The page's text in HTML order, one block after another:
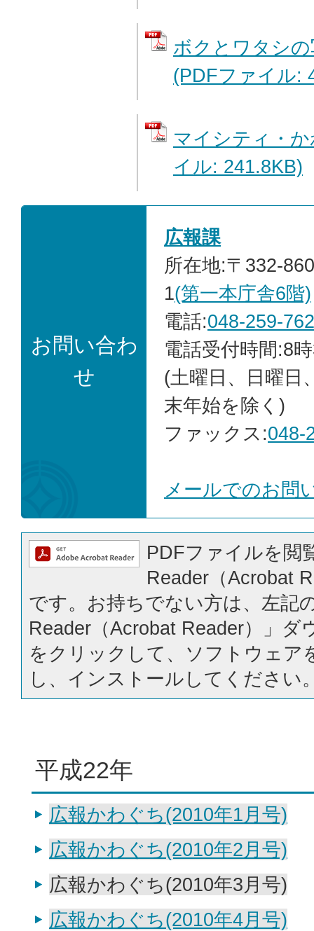
ボクとワタシ
(PDFファイル:
マイシティ・
イル: 241.8KB)
お問い合わ
せ
広報課
所在地:〒332-
1(第一本庁舎6階)
電話:048-259-
電話受付時間:8
(土曜日、日曜日
末年始を除く)
ファックス:048-
メールでのお問
PDFファイルを閲
Reader（Acrobat
です。お持ちでない方は、左記
Reader（Acrobat Reader）」ダ
をクリックして、ソフトウェア
し、インストールしてください
平成22年
広報かわぐち(2010年1月号)
広報かわぐち(2010年2月号)
広報かわぐち(2010年3月号)
広報かわぐち(2010年4月号)